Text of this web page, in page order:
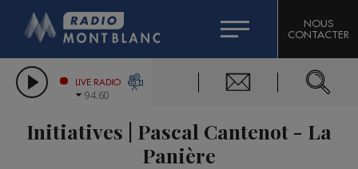
LES CHRONIQUES DE L'EXPERT
CITIZEN MACHINERY
GRAND MASSIF DOMAINES SKIABLES
BIGARD
COMPAGNIE DU MONT-BLANC
NOUS
CONTACTER
LIVE RADIO
94.60
Initiatives | Pascal Cantenot - La
Panière